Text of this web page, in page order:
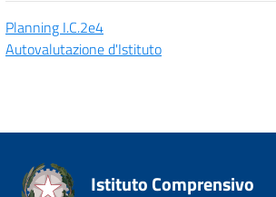
Planning I.C.2e4
Autovalutazione d'Istituto
Istituto Comprensivo